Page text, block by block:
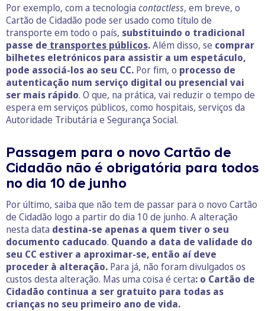
Por exemplo, com a tecnologia contactless, em breve, o
Cartão de Cidadão pode ser usado como título de
transporte em todo o país, substituindo o tradicional
passe de transportes públicos.Além disso, se comprar
bilhetes eletrónicos para assistir a um espetáculo,
pode associá-los ao seu CC. Por fim, o processo de
autenticação num serviço digital ou presencial vai
ser mais rápido. O que, na prática, vai reduzir o tempo de
espera em serviços públicos, como hospitais, serviços da
Autoridade Tributária e Segurança Social.
Passagem para o novo Cartão de
Cidadão não é obrigatória para todos
no dia 10 de junho
Por último, saiba que não tem de passar para o novo Cartão
de Cidadão logo a partir do dia 10 de junho. A alteração
nesta data destina-se apenas a quem tiver o seu
documento caducado. Quando a data de validade do
seu CC estiver a aproximar-se, então aí deve
proceder à alteração. Para já, não foram divulgados os
custos desta alteração. Mas uma coisa é certa: o Cartão de
Cidadão continua a ser gratuito para todas as
crianças no seu primeiro ano de vida.